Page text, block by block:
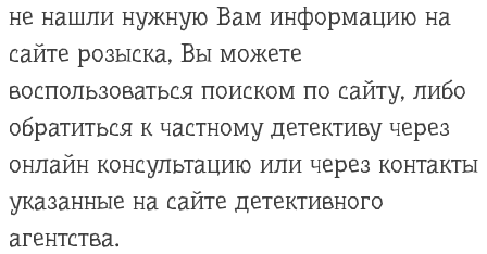
не нашли нужную Вам информацию на
сайте розыска, Вы можете
воспользоваться поиском по сайту, либо
обратиться к частному детективу через
онлайн консультацию или через контакты
указанные на сайте детективного
агентства.